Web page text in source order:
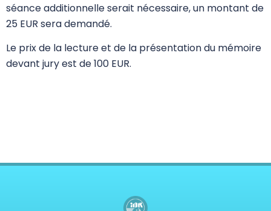
séance additionnelle serait nécessaire, un montant de
25 EUR sera demandé.
Le prix de la lecture et de la présentation du mémoire
devant jury est de 100 EUR.